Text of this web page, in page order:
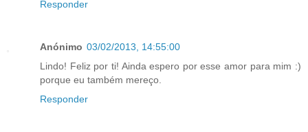
Responder
Anónimo 03/02/2013, 14:55:00
Lindo! Feliz por ti! Ainda espero por esse amor para mim :)
porque eu também mereço.
Responder